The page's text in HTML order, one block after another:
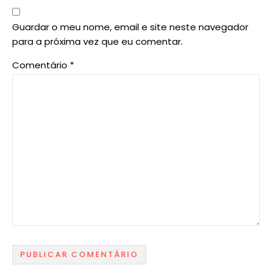
Guardar o meu nome, email e site neste navegador
para a próxima vez que eu comentar.
Comentário *